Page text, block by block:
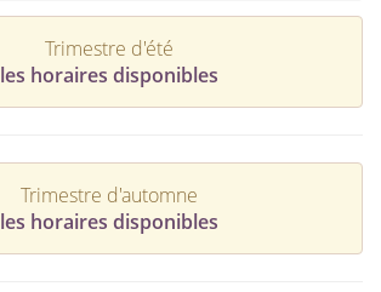
Trimestre d'été
les horaires disponibles
Trimestre d'automne
les horaires disponibles